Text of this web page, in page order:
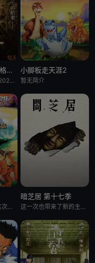
贝里琉岛:天堂的格尔尼卡:
原作は2016年から2021年までヤングアニマル（白泉社）にて连载され、2017年度の日本漫画家协会赏の优
小脚板走天涯2
暂无简介
“小足”和它的朋友这次又有新的冒险了。在“小足”所居住的大峡谷外，有一块曾是干燥地，现今却变成沼泽的“神秘
暗芝居 第十七季
这一次也带来了新的主题与新的恐怖演出，充满了令人脊背发凉的故事。负责演唱片尾主题曲的二人歌谣组合“风轮”也会以声优的身份参加，成为本季的一大亮点。 &nbsp; &nbsp; &nbsp; &nbsp